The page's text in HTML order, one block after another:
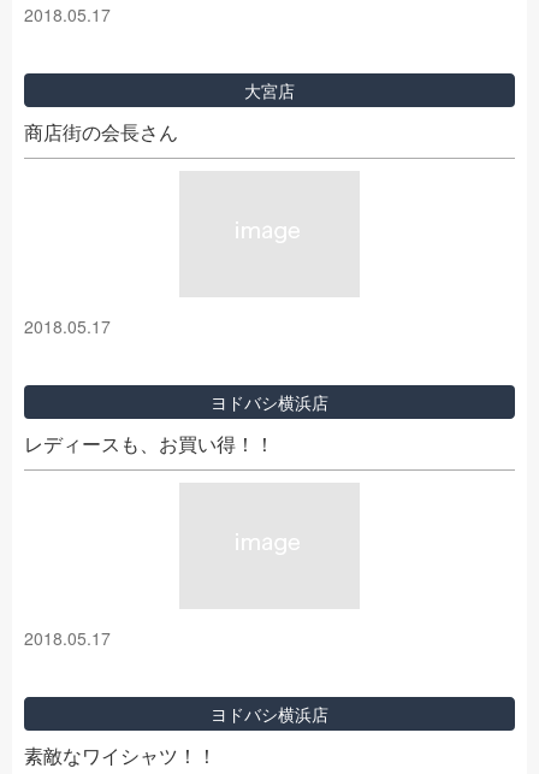
2018.05.17
大宮店
商店街の会長さん
2018.05.17
ヨドバシ横浜店
レディースも、お買い得！！
2018.05.17
ヨドバシ横浜店
素敵なワイシャツ！！